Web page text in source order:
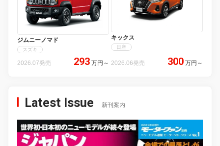
ジムニーノマド
スズキ
2026.07発売 293 万円 ～
キックス
日産
2026.06発売 300 万円 ～
Latest Issue 新刊案内